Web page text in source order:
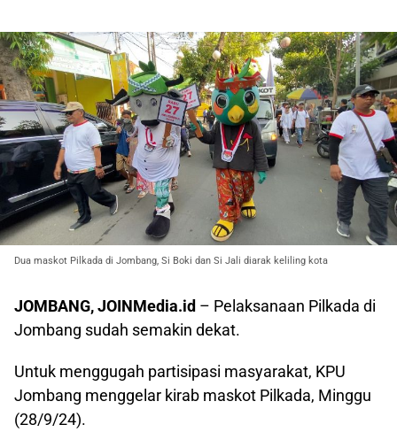
Dua maskot Pilkada di Jombang, Si Boki dan Si Jali diarak keliling kota
JOMBANG, JOINMedia.id – Pelaksanaan Pilkada di
Jombang sudah semakin dekat.
Untuk menggugah partisipasi masyarakat, KPU
Jombang menggelar kirab maskot Pilkada, Minggu
(28/9/24).